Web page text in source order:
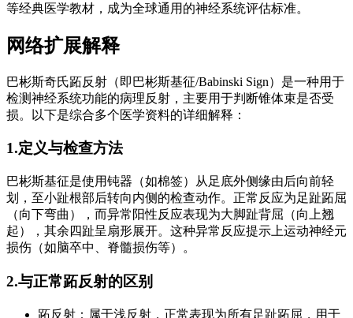
等经典医学教材，成为全球通用的神经系统评估标准。
网络扩展解释
巴彬斯奇氏跖反射（即巴彬斯基征/Babinski Sign）是一种用于
检测神经系统功能的病理反射，主要用于判断锥体束是否受
损。以下是综合多个医学资料的详细解释：
1.定义与检查方法
巴彬斯基征是使用钝器（如棉签）从足底外侧缘由后向前轻
划，至小趾根部后转向内侧的检查动作。正常反应为足趾跖屈
（向下弯曲），而异常阳性反应表现为大脚趾背屈（向上翘
起），其余四趾呈扇形展开。这种异常反应提示上运动神经元
损伤（如脑卒中、脊髓损伤等）。
2.与正常跖反射的区别
跖反射：属于浅反射，正常表现为所有足趾跖屈，用于